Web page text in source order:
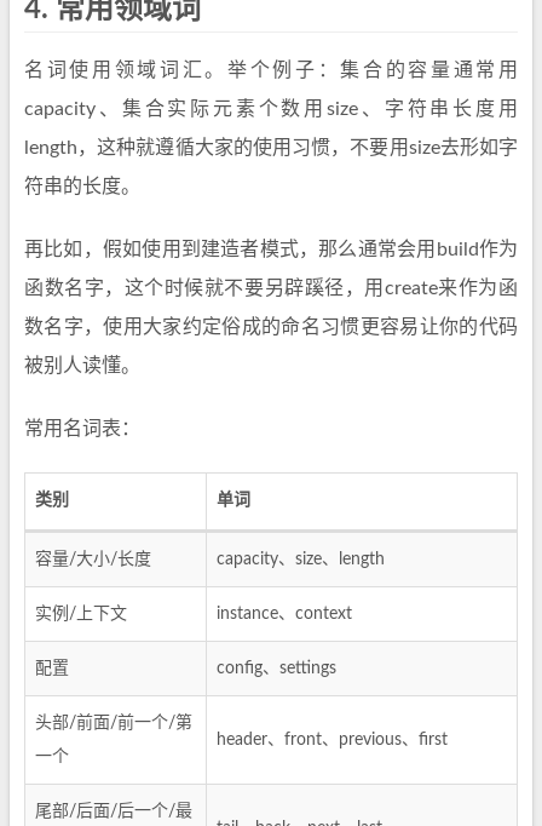
4. 常用领域词
名词使用领域词汇。举个例子：集合的容量通常用
capacity、集合实际元素个数用size、字符串长度用
length，这种就遵循大家的使用习惯，不要用size去形如字
符串的长度。
再比如，假如使用到建造者模式，那么通常会用build作为
函数名字，这个时候就不要另辟蹊径，用create来作为函
数名字，使用大家约定俗成的命名习惯更容易让你的代码
被别人读懂。
常用名词表：
类别 单词
容量/大小/长度 capacity、size、length
实例/上下文 instance、context
配置 config、settings
头部/前面/前一个/第
一个
header、front、previous、first
尾部/后面/后一个/最